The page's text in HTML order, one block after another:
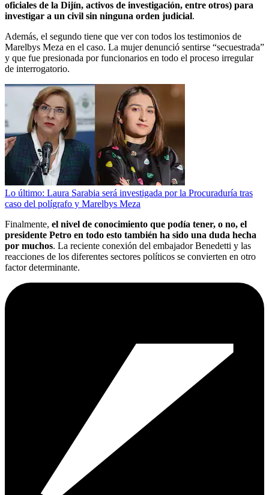
oficiales de la Dijín, activos de investigación, entre otros) para
investigar a un civil sin ninguna orden judicial.
Además, el segundo tiene que ver con todos los testimonios de
Marelbys Meza en el caso. La mujer denunció sentirse “secuestrada”
y que fue presionada por funcionarios en todo el proceso irregular
de interrogatorio.
Lo último: Laura Sarabia será investigada por la Procuraduría tras
caso del polígrafo y Marelbys Meza
Finalmente, el nivel de conocimiento que podía tener, o no, el
presidente Petro en todo esto también ha sido una duda hecha
por muchos. La reciente conexión del embajador Benedetti y las
reacciones de los diferentes sectores políticos se convierten en otro
factor determinante.